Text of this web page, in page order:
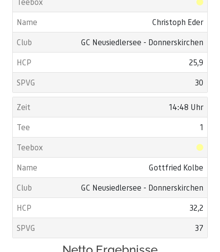
Christoph Eder
GC Neusiedlersee - Donnerskirchen
25,9
30
14:48 Uhr
1
Gottfried Kolbe
GC Neusiedlersee - Donnerskirchen
32,2
37